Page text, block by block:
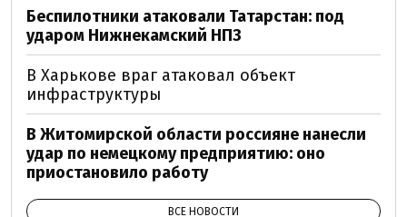
Беспилотники атаковали Татарстан: под
ударом Нижнекамский НПЗ
В Харькове враг атаковал объект
инфраструктуры
В Житомирской области россияне нанесли
удар по немецкому предприятию: оно
приостановило работу
ВСЕ НОВОСТИ